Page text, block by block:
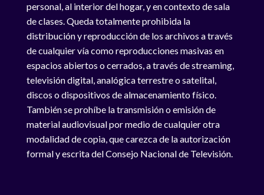
personal, al interior del hogar, y en contexto de sala
de clases. Queda totalmente prohibida la
distribución y reproducción de los archivos a través
de cualquier vía como reproducciones masivas en
espacios abiertos o cerrados, a través de streaming,
televisión digital, analógica terrestre o satelital,
discos o dispositivos de almacenamiento físico.
También se prohíbe la transmisión o emisión de
material audiovisual por medio de cualquier otra
modalidad de copia, que carezca de la autorización
formal y escrita del Consejo Nacional de Televisión.